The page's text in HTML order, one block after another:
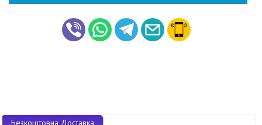
Безкоштовна Доставка